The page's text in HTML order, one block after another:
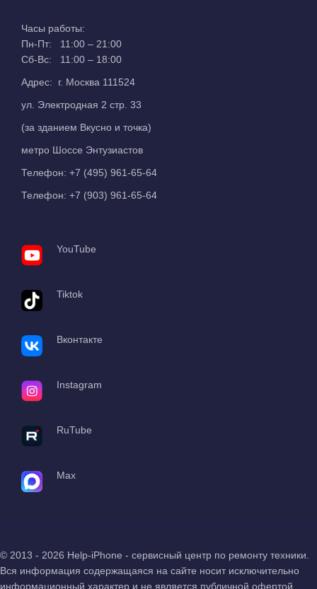
Часы работы:
Пн-Пт: 11:00 – 21:00
Сб-Вс: 11:00 – 18:00
Адрес: г. Москва 111524
ул. Электродная 2 стр. 33
(за зданием Вкусно и точка)
метро Шоссе Энтузиастов
Телефон: +7 (495) 961-65-64
Телефон: +7 (903) 961-65-64
YouTube
Tiktok
Вконтакте
Instagram
RuTube
Max
© 2013 - 2026 Help-iPhone - сервисный центр по ремонту техники.
Вся информация содержащаяся на сайте носит исключительно
информационный характер и не является публичной офертой,